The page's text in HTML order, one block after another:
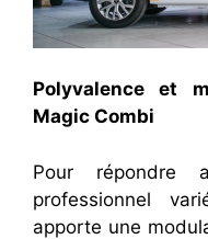
Polyvalence et
Magic Combi
Pour répondre
professionnel
apporte une